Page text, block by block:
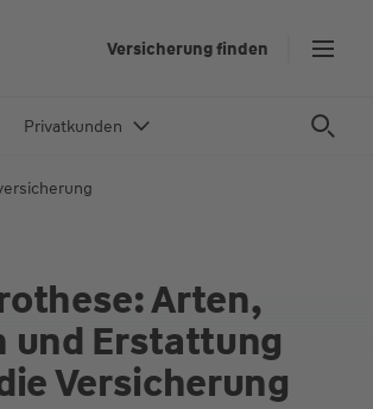
Versicherung finden
Privatkunden
Arten,
und Erstattung
Versicherung
Gesamtkosten1